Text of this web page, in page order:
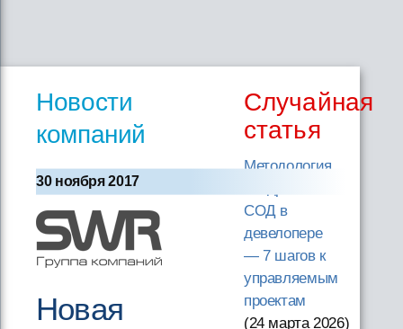
Новости
компаний
30 ноября 2017
Новая
Случайная
статья
Методология
СОД в
девелопере
— 7 шагов к
управляемым
проектам
(24 марта 2026)